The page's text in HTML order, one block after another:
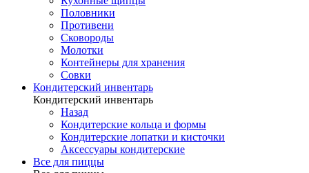
Половники
Противени
Сковороды
Молотки
Контейнеры для хранения
Совки
Кондитерский инвентарь
Кондитерский инвентарь
Назад
Кондитерские кольца и формы
Кондитерские лопатки и кисточки
Аксессуары кондитерские
Все для пиццы